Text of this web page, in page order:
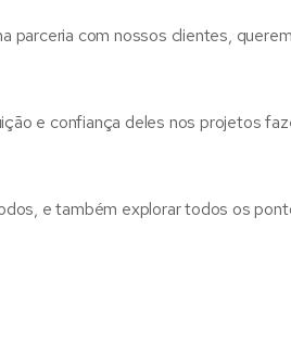
parceria com nossos clientes,
e confiança deles nos projetos
e também explorar todos os